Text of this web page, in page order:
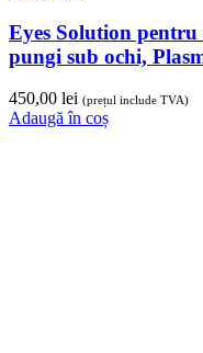
Eyes Solution
pungi sub ochi,
450,00 lei (prețul include TVA)
Adaugă în coș